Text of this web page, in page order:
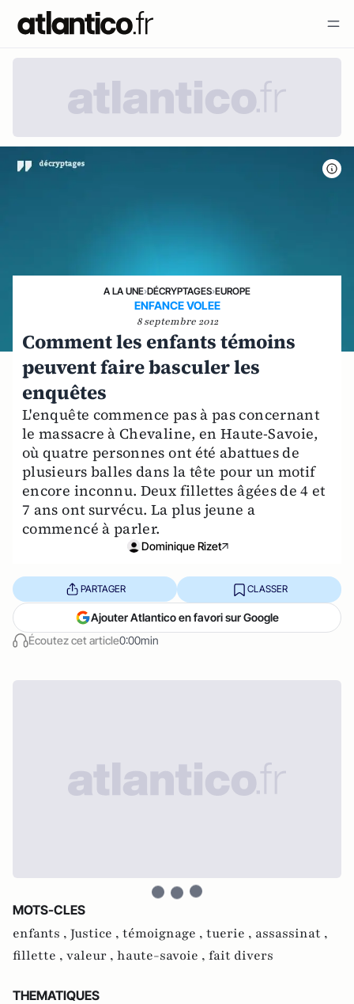
A LA UNE›DÉCRYPTAGES›EUROPE
ENFANCE VOLEE
8 septembre 2012
Comment les enfants témoins
peuvent faire basculer les
enquêtes
L'enquête commence pas à pas concernant
le massacre à Chevaline, en Haute-Savoie,
où quatre personnes ont été abattues de
plusieurs balles dans la tête pour un motif
encore inconnu. Deux fillettes âgées de 4 et
7 ans ont survécu. La plus jeune a
commencé à parler.
Dominique Rizet
Écoutez cet article0:00min
PARTAGER CLASSER
Ajouter Atlantico en favori sur Google
MOTS-CLES
enfants , Justice , témoignage , tuerie , assassinat ,
fillette , valeur , haute-savoie , fait divers
THEMATIQUES